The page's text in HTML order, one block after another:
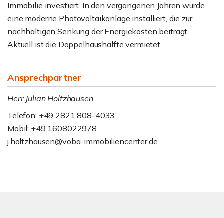
Immobilie investiert. In den vergangenen Jahren wurde
eine moderne Photovoltaikanlage installiert, die zur
nachhaltigen Senkung der Energiekosten beiträgt.
Aktuell ist die Doppelhaushälfte vermietet.
Ansprechpartner
Herr Julian Holtzhausen
Telefon: +49 2821 808-4033
Mobil: +49 1608022978
j.holtzhausen@voba-immobiliencenter.de